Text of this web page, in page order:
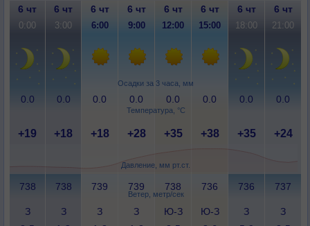
Осадки за 3 часа, мм
Температура, °C
Давление, мм рт.ст.
Ветер, метр/сек
6 чт 6 чт 6 чт 6 чт 6 чт 6 чт 6 чт 6 чт
0:00 3:00 6:00 9:00 12:00 15:00 18:00 21:00
0.0 0.0 0.0 0.0 0.0 0.0 0.0 0.0
+19 +18 +18 +28 +35 +38 +35 +24
738 738 739 739 738 736 736 737
З
З
З
З
Ю-З
Ю-З
З
З